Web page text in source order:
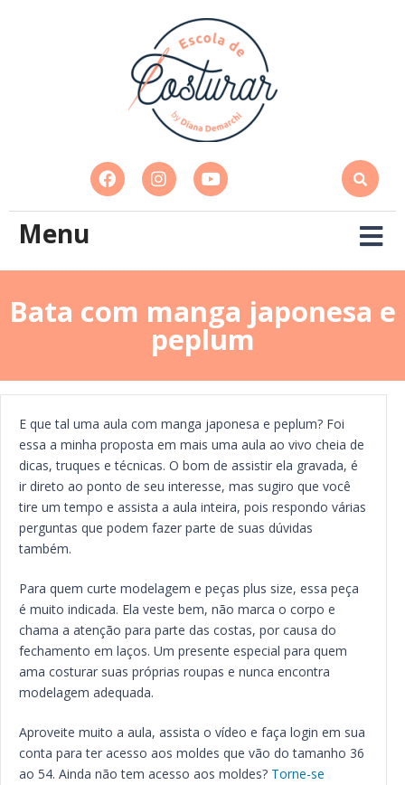
Menu
Bata com manga japonesa e
peplum
E que tal uma aula com manga japonesa e peplum? Foi
essa a minha proposta em mais uma aula ao vivo cheia de
dicas, truques e técnicas. O bom de assistir ela gravada, é
ir direto ao ponto de seu interesse, mas sugiro que você
tire um tempo e assista a aula inteira, pois respondo várias
perguntas que podem fazer parte de suas dúvidas
também.
Para quem curte modelagem e peças plus size, essa peça
é muito indicada. Ela veste bem, não marca o corpo e
chama a atenção para parte das costas, por causa do
fechamento em laços. Um presente especial para quem
ama costurar suas próprias roupas e nunca encontra
modelagem adequada.
Aproveite muito a aula, assista o vídeo e faça login em sua
conta para ter acesso aos moldes que vão do tamanho 36
ao 54. Ainda não tem acesso aos moldes? Torne-se